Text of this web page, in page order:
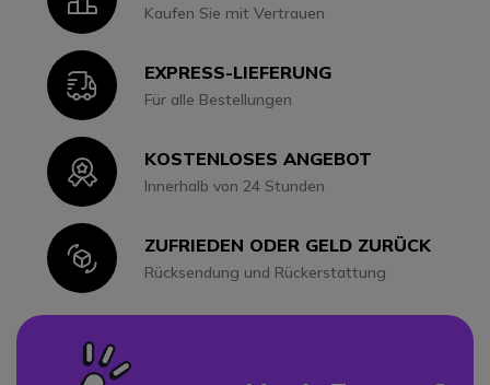
Kaufen Sie mit Vertrauen
IconEXPRESS-LIEFERUNG
Für alle Bestellungen
IconKOSTENLOSES ANGEBOT
Innerhalb von 24 Stunden
IconZUFRIEDEN ODER GELD ZURÜCK
Rücksendung und Rückerstattung